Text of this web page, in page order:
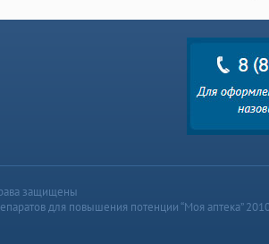
защищены
для повышения потенции “Моя аптека”